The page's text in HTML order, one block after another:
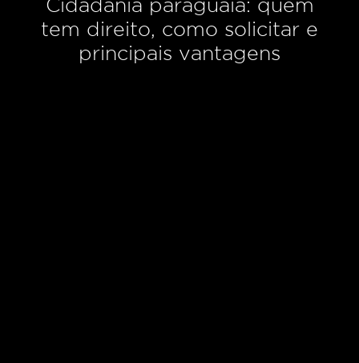
Cidadania paraguaia: quem
tem direito, como solicitar e
principais vantagens